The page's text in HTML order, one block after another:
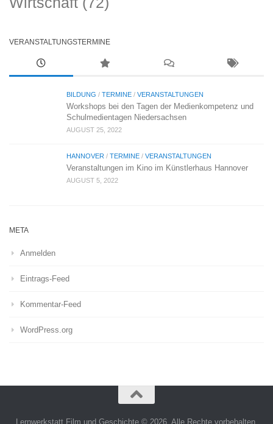
VERANSTALTUNGSTERMINE
BILDUNG / TERMINE / VERANSTALTUNGEN
Workshops bei den Tagen der Medienkompetenz und
Schulmedientagen Niedersachsen
AUGUST 25, 2022
HANNOVER / TERMINE / VERANSTALTUNGEN
Veranstaltungen im Kino im Künstlerhaus Hannover
AUGUST 5, 2022
META
Anmelden
Eintrags-Feed
Kommentar-Feed
WordPress.org
Lernwerkstatt Film und Geschichte © 2026. Alle Rechte vorbehalten.